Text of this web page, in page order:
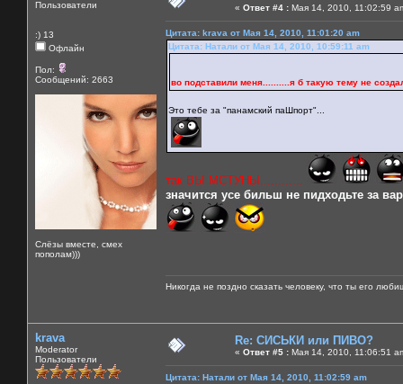
Пользователи
:) 13
Офлайн
Пол:
Сообщений: 2663
Слёзы вместе, смех
пополам)))
« Ответ #4 : Мая 14, 2010, 11:02:59
Цитата: krava от Мая 14, 2010, 11:01:20 am
Цитата: Натали от Мая 14, 2010, 10:59:11 am
во подставили меня..........я б такую тему не
Это тебе за "панамский паШпорт"...
так ВЫ МСТУНЫ............
значится усе бильш не пидходьте за
Никогда не поздно сказать человеку, что ты его
krava
Moderator
Пользователи
Re: СИСЬКИ или ПИВО?
« Ответ #5 : Мая 14, 2010, 11:06:51
Цитата: Натали от Мая 14, 2010, 11:02:59 am